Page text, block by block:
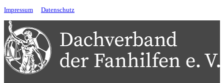
Impressum Datenschutz